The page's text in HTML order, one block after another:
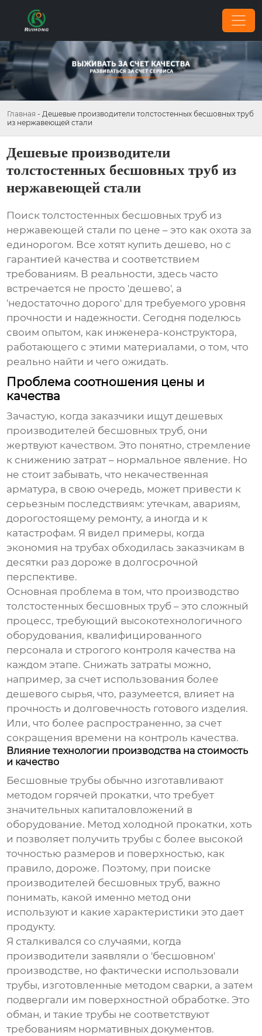
Главная - Дешевые производители толстостенных бесшовных труб
из нержавеющей стали
Дешевые производители
толстостенных бесшовных труб из
нержавеющей стали
Поисктолстостенных бесшовных труб из
нержавеющей стали по цене – это как охота за
единорогом. Все хотят купить дешево, но с
гарантией качества и соответствием
требованиям. В реальности, здесь часто
встречается не просто 'дешево', а
'недостаточно дорого' для требуемого уровня
прочности и надежности. Сегодня поделюсь
своим опытом, как инженера-конструктора,
работающего с этими материалами, о том, что
реально найти и чего ожидать.
Проблема соотношения цены и
качества
Зачастую, когда заказчики ищутдешевых
производителей бесшовных труб, они
жертвуют качеством. Это понятно, стремление
к снижению затрат – нормальное явление. Но
не стоит забывать, что некачественная
арматура, в свою очередь, может привести к
серьезным последствиям: утечкам, авариям,
дорогостоящему ремонту, а иногда и к
катастрофам. Я видел примеры, когда
экономия на трубах обходилась заказчикам в
десятки раз дороже в долгосрочной
перспективе.
Основная проблема в том, что производство
толстостенных бесшовных труб – это сложный
процесс, требующий высокотехнологичного
оборудования, квалифицированного
персонала и строгого контроля качества на
каждом этапе. Снижать затраты можно,
например, за счет использования более
дешевого сырья, что, разумеется, влияет на
прочность и долговечность готового изделия.
Или, что более распространенно, за счет
сокращения времени на контроль качества.
Влияние технологии производства на стоимость
и качество
Бесшовные трубы обычно изготавливают
методом горячей прокатки, что требует
значительных капиталовложений в
оборудование. Метод холодной прокатки, хоть
и позволяет получить трубы с более высокой
точностью размеров и поверхностью, как
правило, дороже. Поэтому, при поиске
производителей бесшовных труб, важно
понимать, какой именно метод они
используют и какие характеристики это дает
продукту.
Я сталкивался со случаями, когда
производители заявляли о 'бесшовном'
производстве, но фактически использовали
трубы, изготовленные методом сварки, а затем
подвергали им поверхностной обработке. Это
обман, и такие трубы не соответствуют
требованиям нормативных документов.